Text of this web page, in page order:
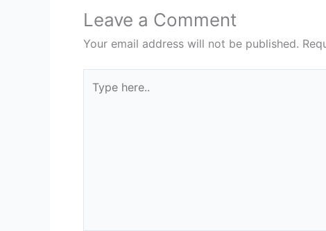
Leave a Comment
Your email address will not be published.
here..